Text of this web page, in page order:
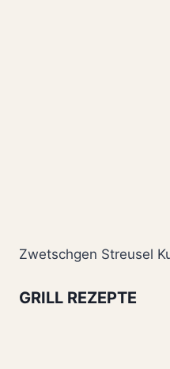
Zwetschgen Streusel
GRILL REZEPTE